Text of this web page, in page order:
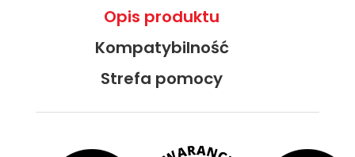
Opis produktu
Kompatybilność
Strefa pomocy